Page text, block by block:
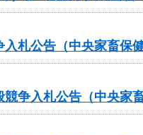
札公告（中央家畜保健
争入札公告（中央家畜